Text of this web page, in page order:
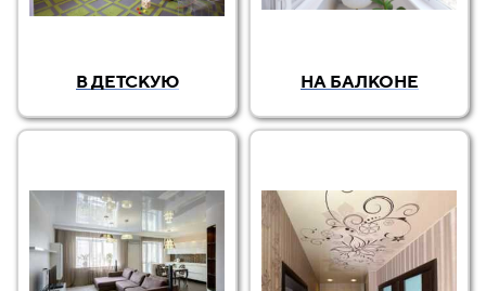
В ДЕТСКУЮ НА БАЛКОНЕ